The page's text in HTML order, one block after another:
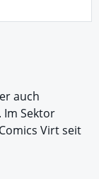
auch
Im Sektor
Virt seit